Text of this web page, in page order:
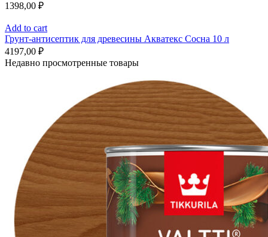
1398,00 ₽
Add to cart
Грунт-антисептик для древесины Акватекс Сосна 10 л
4197,00 ₽
Недавно просмотренные товары